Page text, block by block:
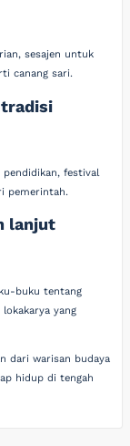
sesajen untuk
canang sari.
tradisi
pendidikan, festival
pemerintah.
lanjut
buku tentang
yang
dari warisan budaya
hidup di tengah